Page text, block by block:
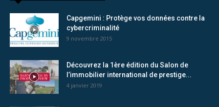
Capgemini : Protège vos données contre la
cybercriminalité
9 novembre 2015
Découvrez la 1ère édition du Salon de
l’immobilier international de prestige...
4 janvier 2019